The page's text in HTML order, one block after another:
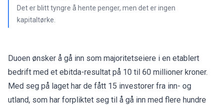
Det er blitt tyngre å hente penger, men det er ingen
kapitaltørke.
Duoen ønsker å gå inn som majoritetseiere i en etablert
bedrift med et ebitda-resultat på 10 til 60 millioner kroner.
Med seg på laget har de fått 15 investorer fra inn- og
utland, som har forpliktet seg til å gå inn med flere hundre